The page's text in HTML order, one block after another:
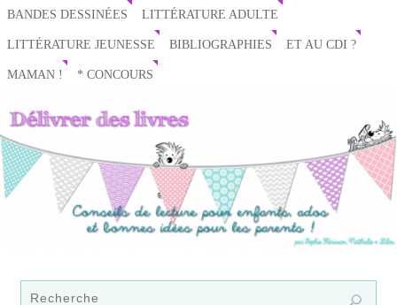
BANDES DESSINÉES LITTÉRATURE ADULTE
LITTÉRATURE JEUNESSE BIBLIOGRAPHIES ET AU CDI ?
MAMAN ! * CONCOURS